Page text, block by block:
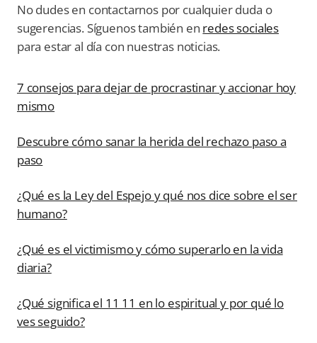
No dudes en contactarnos por cualquier duda o
sugerencias. Síguenos también en redes sociales
para estar al día con nuestras noticias.
7 consejos para dejar de procrastinar y accionar hoy
mismo
Descubre cómo sanar la herida del rechazo paso a
paso
¿Qué es la Ley del Espejo y qué nos dice sobre el ser
humano?
¿Qué es el victimismo y cómo superarlo en la vida
diaria?
¿Qué significa el 11 11 en lo espiritual y por qué lo
ves seguido?